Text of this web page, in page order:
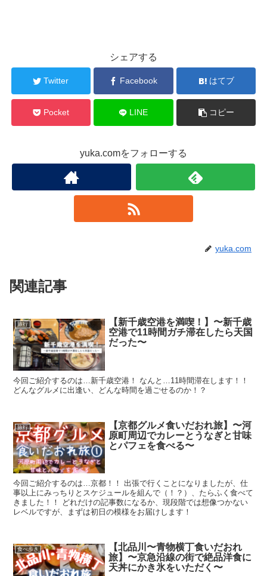
シェアする
Twitter Facebook はてブ
Pocket LINE コピー
yuka.comをフォローする
yuka.com
関連記事
旅行
【新千歳空港を満喫！】〜新千歳
空港で11時間ガチ滞在したら天国
だった〜
今回ご紹介するのは…新千歳空港！ なんと…11時間滞在します！！
どんなグルメに出逢い、どんな時間を過ごせるのか！？
旅行
【京都グルメ食いだおれ旅】〜河
原町周辺でカレーとうなぎと甘味
とパフェを食べる〜
今回ご紹介するのは…京都！！ 出張で行くことになりましたが、仕
事以上にみっちりとスケジュールを組んで（！？）、たらふく食べて
きました！！ どれだけの記事数になるか、現段階では想像つかない
レベルですが、まずは初日の模様をお届けします！
食べ歩き
【北品川〜青物横丁食いだおれ
旅】〜京急沿線の街で絶品洋食に
天丼にかき氷をいただく〜